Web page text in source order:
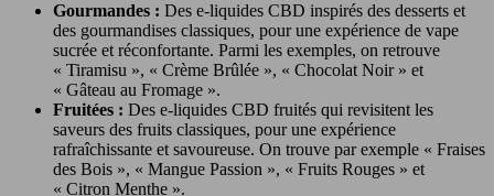
Gourmandes : Des e-liquides CBD inspirés des desserts et
des gourmandises classiques, pour une expérience de vape
sucrée et réconfortante. Parmi les exemples, on retrouve
« Tiramisu », « Crème Brûlée », « Chocolat Noir » et
« Gâteau au Fromage ».
Fruitées : Des e-liquides CBD fruités qui revisitent les
saveurs des fruits classiques, pour une expérience
rafraîchissante et savoureuse. On trouve par exemple « Fraises
des Bois », « Mangue Passion », « Fruits Rouges » et
« Citron Menthe ».